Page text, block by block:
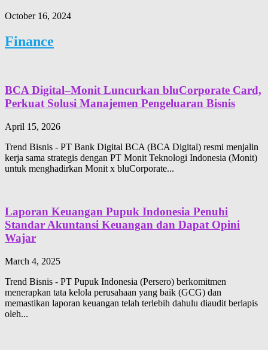
October 16, 2024
Finance
BCA Digital–Monit Luncurkan bluCorporate Card,
Perkuat Solusi Manajemen Pengeluaran Bisnis
April 15, 2026
Trend Bisnis - PT Bank Digital BCA (BCA Digital) resmi menjalin
kerja sama strategis dengan PT Monit Teknologi Indonesia (Monit)
untuk menghadirkan Monit x bluCorporate...
Laporan Keuangan Pupuk Indonesia Penuhi
Standar Akuntansi Keuangan dan Dapat Opini
Wajar
March 4, 2025
Trend Bisnis - PT Pupuk Indonesia (Persero) berkomitmen
menerapkan tata kelola perusahaan yang baik (GCG) dan
memastikan laporan keuangan telah terlebih dahulu diaudit berlapis
oleh...